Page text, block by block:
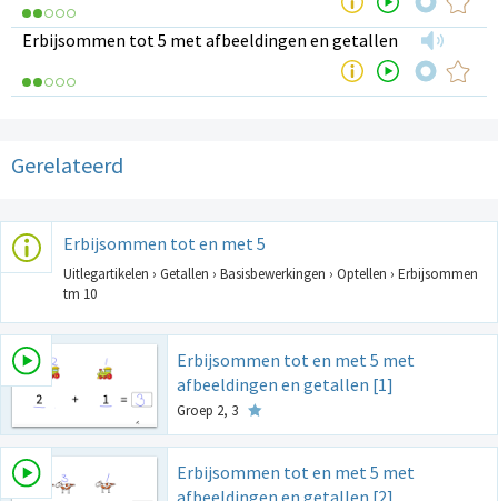
Erbijsommen tot 5 met afbeeldingen en getallen
Gerelateerd
Erbijsommen tot en met 5
Uitlegartikelen › Getallen › Basisbewerkingen › Optellen › Erbijsommen
tm 10
Erbijsommen tot en met 5 met
afbeeldingen en getallen [1]
Groep 2, 3
Erbijsommen tot en met 5 met